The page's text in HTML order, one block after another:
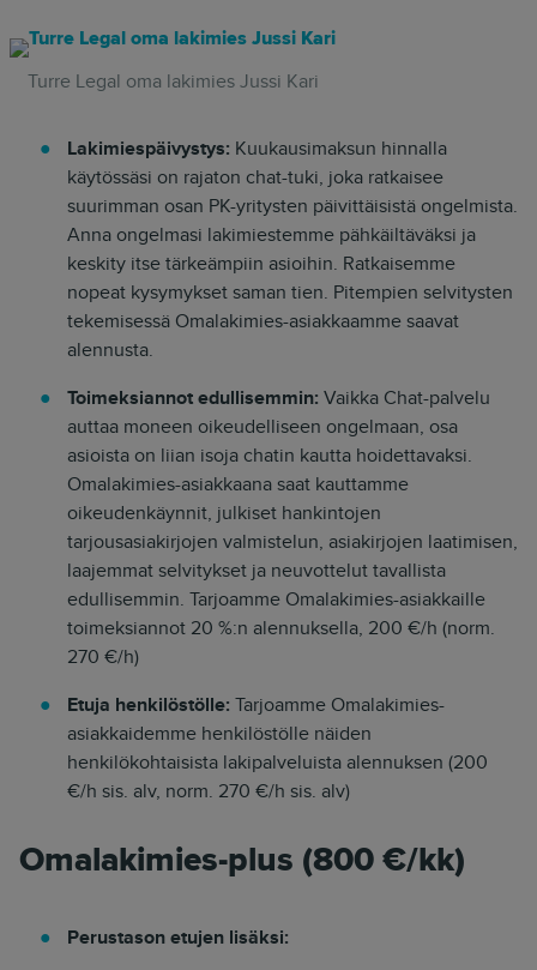
Turre Legal oma lakimies Jussi Kari
Lakimiespäivystys: Kuukausimaksun hinnalla
käytössäsi on rajaton chat-tuki, joka ratkaisee
suurimman osan PK-yritysten päivittäisistä ongelmista.
Anna ongelmasi lakimiestemme pähkäiltäväksi ja
keskity itse tärkeämpiin asioihin. Ratkaisemme
nopeat kysymykset saman tien. Pitempien selvitysten
tekemisessä Omalakimies-asiakkaamme saavat
alennusta.
Toimeksiannot edullisemmin: Vaikka Chat-palvelu
auttaa moneen oikeudelliseen ongelmaan, osa
asioista on liian isoja chatin kautta hoidettavaksi.
Omalakimies-asiakkaana saat kauttamme
oikeudenkäynnit, julkiset hankintojen
tarjousasiakirjojen valmistelun, asiakirjojen laatimisen,
laajemmat selvitykset ja neuvottelut tavallista
edullisemmin. Tarjoamme Omalakimies-asiakkaille
toimeksiannot 20 %:n alennuksella, 200 €/h (norm.
270 €/h)
Etuja henkilöstölle: Tarjoamme Omalakimies-
asiakkaidemme henkilöstölle näiden
henkilökohtaisista lakipalveluista alennuksen (200
€/h sis. alv, norm. 270 €/h sis. alv)
Omalakimies-plus (800 €/kk)
Perustason etujen lisäksi: